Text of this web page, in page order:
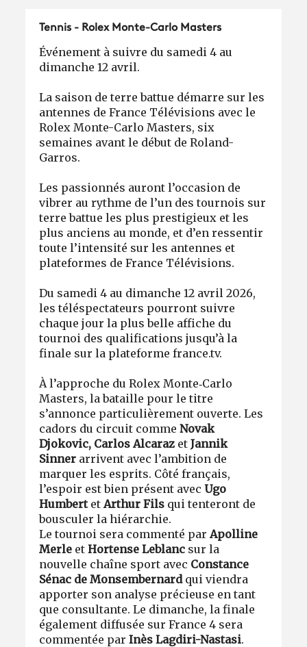
Tennis - Rolex Monte-Carlo Masters
Événement à suivre du samedi 4 au
dimanche 12 avril.
La saison de terre battue démarre sur les
antennes de France Télévisions avec le
Rolex Monte-Carlo Masters, six
semaines avant le début de Roland-
Garros.
Les passionnés auront l’occasion de
vibrer au rythme de l’un des tournois sur
terre battue les plus prestigieux et les
plus anciens au monde, et d’en ressentir
toute l’intensité sur les antennes et
plateformes de France Télévisions.
Du samedi 4 au dimanche 12 avril 2026,
les téléspectateurs pourront suivre
chaque jour la plus belle affiche du
tournoi des qualifications jusqu’à la
finale sur la plateforme france.tv.
À l’approche du Rolex Monte‑Carlo
Masters, la bataille pour le titre
s’annonce particulièrement ouverte. Les
cadors du circuit commeNovak
Djokovic, Carlos Alcaraz etJannik
Sinner arrivent avec l’ambition de
marquer les esprits. Côté français,
l’espoir est bien présent avec Ugo
Humbert etArthur Fils qui tenteront de
bousculer la hiérarchie.
Le tournoi sera commenté parApolline
Merle etHortense Leblanc sur la
nouvelle chaîne sport avec Constance
Sénac de Monsembernard qui viendra
apporter son analyse précieuse en tant
que consultante. Le dimanche, la finale
également diffusée sur France 4 sera
commentée parInès Lagdiri-Nastasi.